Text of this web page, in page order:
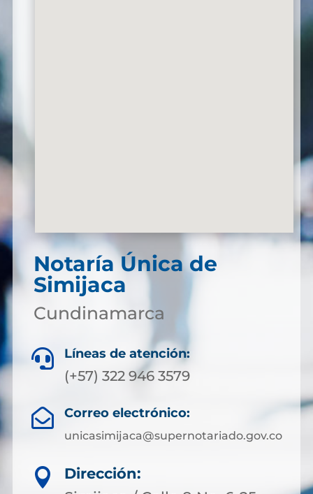
Notaría Única de
Simijaca
Cundinamarca
 Líneas de atención:
(+57) 322 946 3579
 Correo electrónico:
unicasimijaca@supernotariado.gov.co

Dirección: